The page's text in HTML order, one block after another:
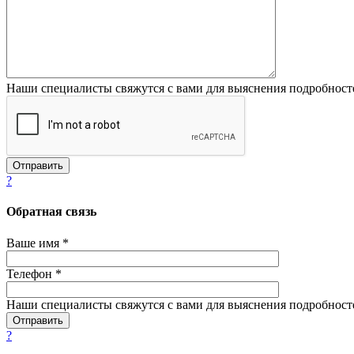
Наши специалисты свяжутся с вами для выяснения
?
Обратная связь
Ваше имя *
Телефон *
Наши специалисты свяжутся с вами для выяснения
?